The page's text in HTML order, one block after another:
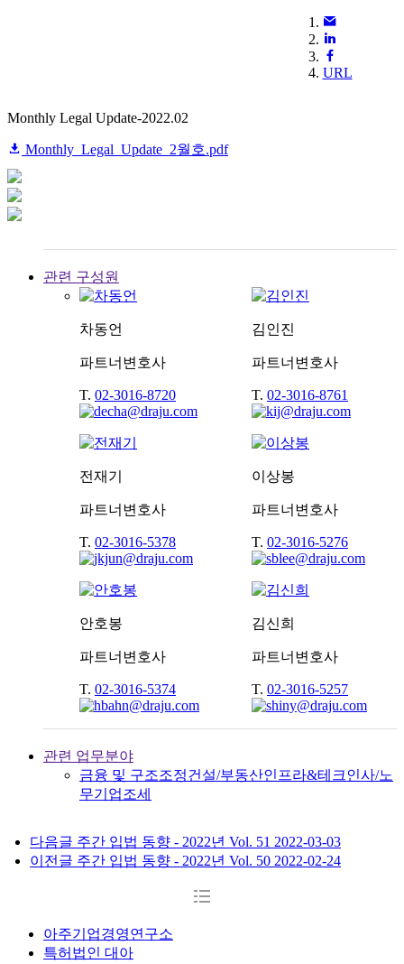
URL
Monthly Legal Update-2022.02
Monthly_Legal_Update_2월호.pdf
관련 구성원
차동언
파트너변호사
T. 02-3016-8720
김인진
파트너변호사
T. 02-3016-8761
전재기
파트너변호사
T. 02-3016-5378
이상봉
파트너변호사
T. 02-3016-5276
안호봉
파트너변호사
T. 02-3016-5374
김신희
파트너변호사
T. 02-3016-5257
관련 업무분야
금융 및 구조조정건설/부동산인프라&테크인사/노
무기업조세
다음글 주간 입법 동향 - 2022년 Vol. 51 2022-03-03
이전글 주간 입법 동향 - 2022년 Vol. 50 2022-02-24
아주기업경영연구소
특허법인 대아